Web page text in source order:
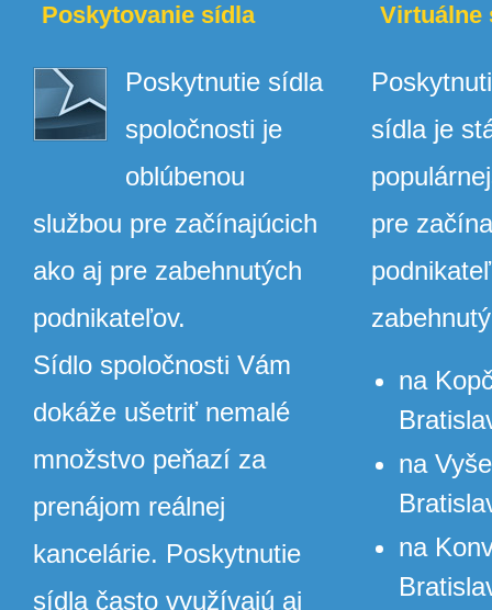
Poskytovanie sídla
Poskytnutie sídla
spoločnosti je
oblúbenou
službou pre začínajúcich
ako aj pre zabehnutých
podnikateľov.
Sídlo spoločnosti Vám
dokáže ušetriť nemalé
množstvo peňazí za
prenájom reálnej
kancelárie. Poskytnutie
sídla často využívajú aj
Virtuálne
sídla je
pre
na
na
na